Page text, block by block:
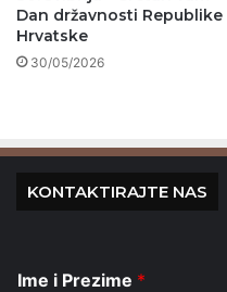
Dan državnosti Republike
Hrvatske
30/05/2026
KONTAKTIRAJTE NAS
Ime i Prezime *